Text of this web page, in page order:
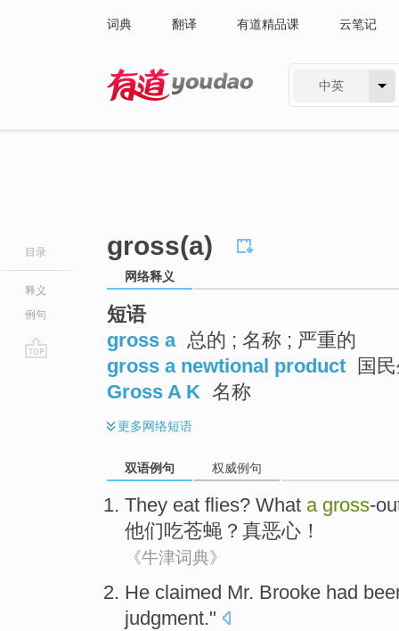
词典 翻译 有道精品课 云笔记
中英
目录
释义
例句
gross(a)
网络释义
短语
gross a 总的 ; 名称 ; 严重的
gross a newtional product
国
Gross A K 名称
更多网络短语
双语例句 权威例句
They eat flies? What a gross-
他们吃苍蝇 ？ 真恶心！
《牛津词典》
He claimed Mr. Brooke had
judgment."